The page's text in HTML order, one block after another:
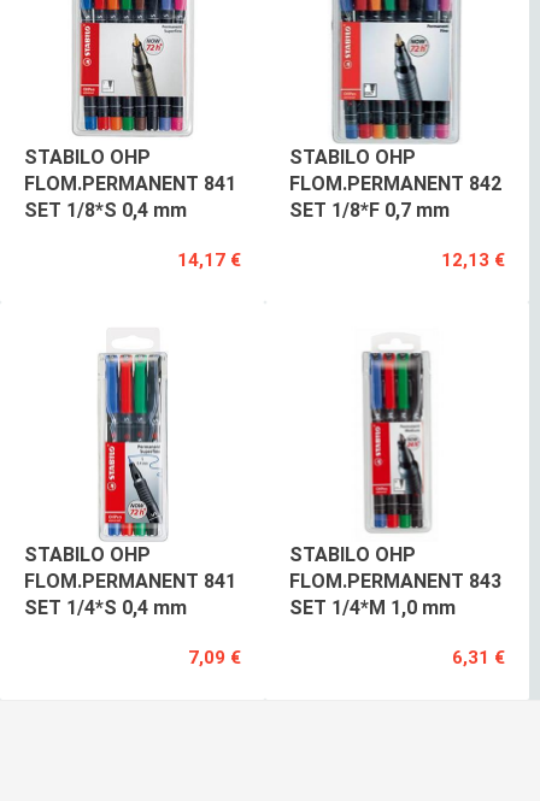
STABILO OHP
FLOM.PERMANENT 841
SET 1/8*S 0,4 mm
14,17 €
STABILO OHP
FLOM.PERMANENT 842
SET 1/8*F 0,7 mm
12,13 €
STABILO OHP
FLOM.PERMANENT 841
SET 1/4*S 0,4 mm
7,09 €
STABILO OHP
FLOM.PERMANENT 843
SET 1/4*M 1,0 mm
6,31 €